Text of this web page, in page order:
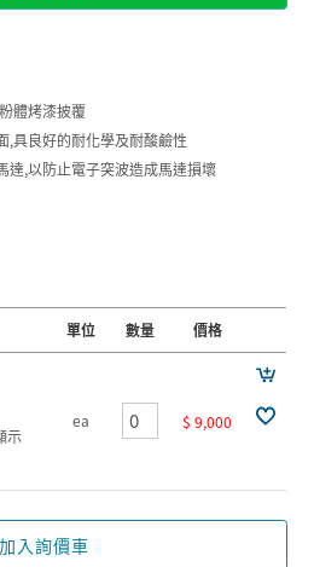
體烤漆披覆
,具良好的耐化學及耐酸鹼性
達,以防止電子突波造成馬達損壞
單位 數量 價格
示
ea $ 9,000
加入詢價車